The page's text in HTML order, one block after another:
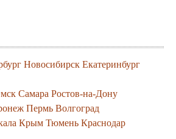
Новосибирск Екатеринбург
Самара Ростов-на-Дону
Пермь Волгоград
Крым Тюмень Краснодар